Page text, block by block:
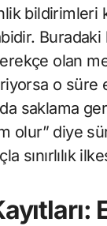
bildirimleri
Buradaki
olan
o süre
saklama
olur” diye
sınırlılık